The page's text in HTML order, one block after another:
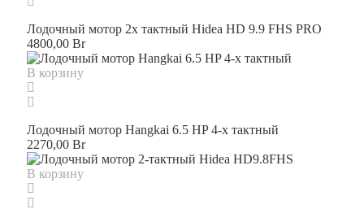
Лодочный мотор 2х тактный Hidea HD 9.9 FHS PRO
4800,00 Br
В корзину
Лодочный мотор Hangkai 6.5 HP 4-х тактный
2270,00 Br
В корзину